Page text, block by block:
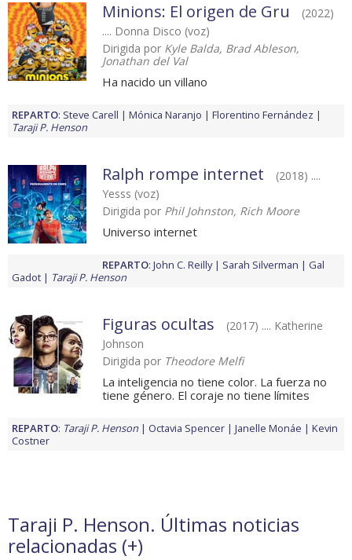
Minions: El origen de Gru
(2022)
.... Donna Disco (voz)
Dirigida por Kyle Balda, Brad Ableson,
Jonathan del Val
Ha nacido un villano
REPARTO: Steve Carell Mónica Naranjo
Florentino Fernández
Taraji P. Henson
Ralph rompe internet
(2018) ....
Yesss (voz)
Dirigida por Phil Johnston, Rich Moore
Universo internet
REPARTO: John C. Reilly Sarah Silverman
Gal
Gadot
Taraji P. Henson
Figuras ocultas
(2017) .... Katherine
Johnson
Dirigida por Theodore Melfi
La inteligencia no tiene color. La fuerza no
tiene género. El coraje no tiene límites
REPARTO: Taraji P. Henson Octavia Spencer Janelle Monáe
Kevin
Costner
Taraji P. Henson. Últimas noticias
relacionadas (+)